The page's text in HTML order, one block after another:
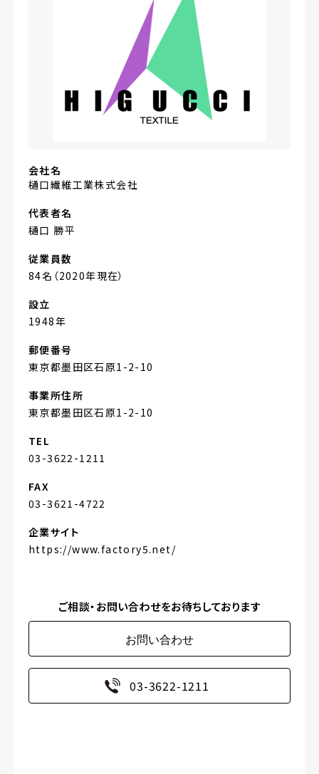
会社名
樋口繊維工業株式会社
代表者名
樋口 勝平
従業員数
84名（2020年現在）
設立
1948年
郵便番号
東京都墨田区石原1-2-10
事業所住所
東京都墨田区石原1-2-10
TEL
03-3622-1211
FAX
03-3621-4722
企業サイト
https://www.factory5.net/
ご相談・お問い合わせをお待ちしております
03-3622-1211